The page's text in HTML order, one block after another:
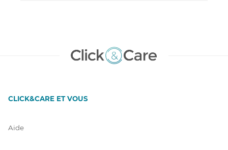
CLICK&CARE ET VOUS
Aide